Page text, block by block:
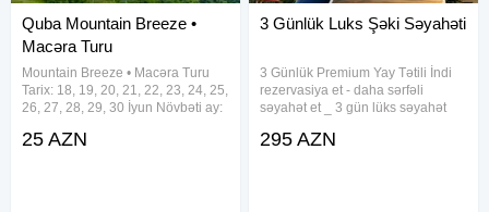
Quba Mountain Breeze •
Macəra Turu
Mountain Breeze • Macəra Turu
Tarix: 18, 19, 20, 21, 22, 23, 24, 25,
26, 27, 28, 29, 30 İyun Növbəti ay:
13, 14, 15, 16, 17, 18, 19, 20, 21,
25 AZN
3 Günlük Luks Şəki Səyahəti
3 Günlük Premium Yay Tətili İndi
rezervasiya et - daha sərfəli
səyahət et _ 3 gün lüks səyahət
Lüks istirahətin ünvanı — 5 Marxal
295 AZN